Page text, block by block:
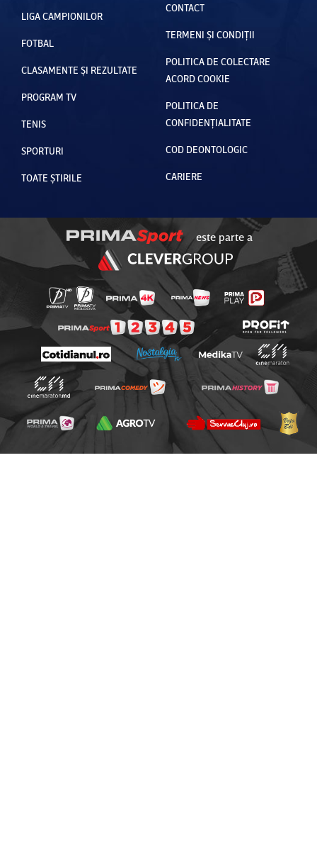
LIGA CAMPIONILOR
FOTBAL
CLASAMENTE ȘI REZULTATE
PROGRAM TV
TENIS
SPORTURI
TOATE ȘTIRILE
CONTACT
TERMENI ȘI CONDIȚII
POLITICA DE COLECTARE
ACORD COOKIE
POLITICA DE
CONFIDENȚIALITATE
COD DEONTOLOGIC
CARIERE
este parte a